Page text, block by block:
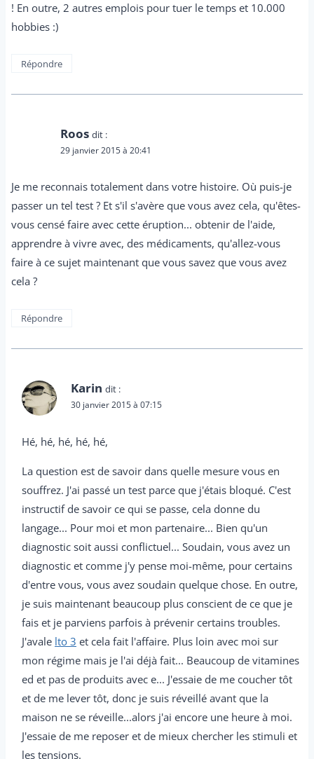
! En outre, 2 autres emplois pour tuer le temps et 10.000
hobbies :)
Répondre
Roos dit :
29 janvier 2015 à 20:41
Je me reconnais totalement dans votre histoire. Où puis-je
passer un tel test ? Et s'il s'avère que vous avez cela, qu'êtes-
vous censé faire avec cette éruption... obtenir de l'aide,
apprendre à vivre avec, des médicaments, qu'allez-vous
faire à ce sujet maintenant que vous savez que vous avez
cela ?
Répondre
Karin dit :
30 janvier 2015 à 07:15
Hé, hé, hé, hé, hé,
La question est de savoir dans quelle mesure vous en
souffrez. J'ai passé un test parce que j'étais bloqué. C'est
instructif de savoir ce qui se passe, cela donne du
langage... Pour moi et mon partenaire... Bien qu'un
diagnostic soit aussi conflictuel... Soudain, vous avez un
diagnostic et comme j'y pense moi-même, pour certains
d'entre vous, vous avez soudain quelque chose. En outre,
je suis maintenant beaucoup plus conscient de ce que je
fais et je parviens parfois à prévenir certains troubles.
J'avale lto 3 et cela fait l'affaire. Plus loin avec moi sur
mon régime mais je l'ai déjà fait... Beaucoup de vitamines
ed et pas de produits avec e... J'essaie de me coucher tôt
et de me lever tôt, donc je suis réveillé avant que la
maison ne se réveille...alors j'ai encore une heure à moi.
J'essaie de me reposer et de mieux chercher les stimuli et
les tensions.